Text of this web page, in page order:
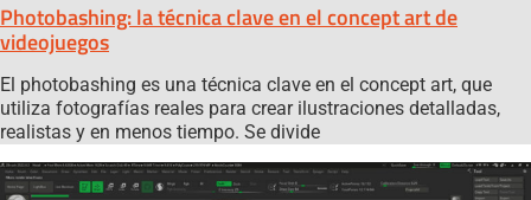
Photobashing: la técnica clave en el concept art de
videojuegos
El photobashing es una técnica clave en el concept art, que
utiliza fotografías reales para crear ilustraciones detalladas,
realistas y en menos tiempo. Se divide